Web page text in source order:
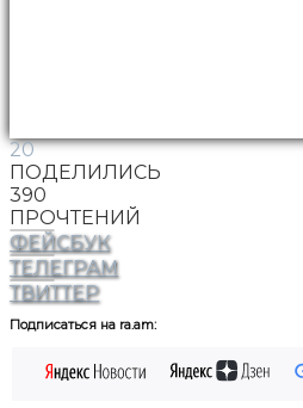
20
ПОДЕЛИЛИСЬ
390
ПРОЧТЕНИЙ
ФЕЙСБУК
ТЕЛЕГРАМ
ТВИТТЕР
Подписаться на ra.am: